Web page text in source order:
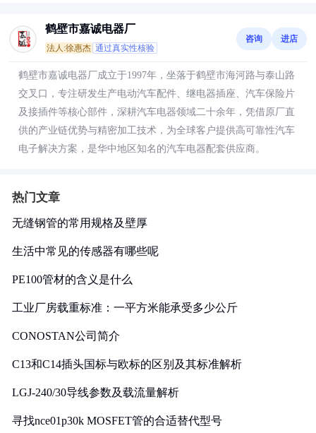
鹤壁市嘉诚电器厂
法人:徐惠杰 通过真实性核验
咨询 进店
鹤壁市嘉诚电器厂成立于1997年，坐落于鹤壁市海河路与泰山路
交叉口，专注研发生产电动汽车配件、继电器插座、汽车保险片
及接插件等核心部件，深耕汽车电器领域二十余年，凭借原厂直
供的产业链优势与精密加工技术，为全球客户提供高可靠性汽车
电子解决方案，是华中地区知名的汽车电器配套供应商。
热门文章
无缝钢管的常用规格及壁厚
生活中常见的传感器有哪些呢
PE100管材的含义是什么
工业厂房载重标准：一平方米能承受多少公斤
CONOSTAN公司简介
C13和C14插头国标与欧标的区别及其标准解析
LGJ-240/30导线参数及载流量解析
寻找nce01p30k MOSFET管的合适替代型号